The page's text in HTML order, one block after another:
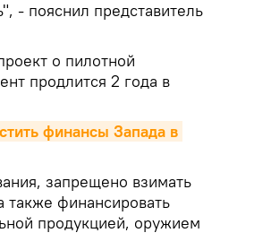
- пояснил представитель
о пилотной
продлится 2 года в
финансы Запада в
запрещено взимать
также финансировать
продукцией, оружием